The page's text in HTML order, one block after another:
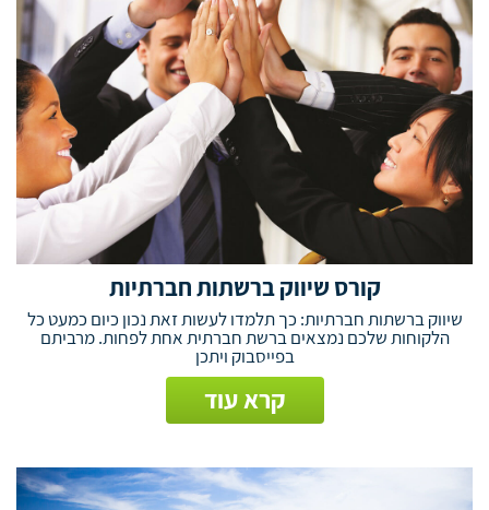
קורס שיווק ברשתות חברתיות
שיווק ברשתות חברתיות: כך תלמדו לעשות זאת נכון כיום כמעט כל
הלקוחות שלכם נמצאים ברשת חברתית אחת לפחות. מרביתם
בפייסבוק ויתכן
קרא עוד